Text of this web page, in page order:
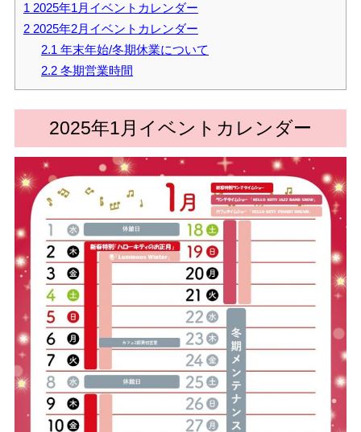
1 2025年1月イベントカレンダー
22025年2月イベントカレンダー
2.1 年末年始/冬期休業について
2.2 冬期営業時間
2025年1月イベントカレンダー